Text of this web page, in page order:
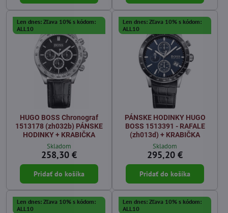
Len dnes: Zľava 10% s kódom:
ALL10
HUGO BOSS Chronograf
1513178 (zh032b) PÁNSKE
HODINKY + KRABIČKA
Skladom
258,30 €
Pridať do košíka
Len dnes: Zľava 10% s kódom:
ALL10
PÁNSKE HODINKY HUGO
BOSS 1513391 - RAFALE
(zh013d) + KRABIČKA
Skladom
295,20 €
Pridať do košíka
Len dnes: Zľava 10% s kódom:
ALL10
Len dnes: Zľava 10% s kódom:
ALL10